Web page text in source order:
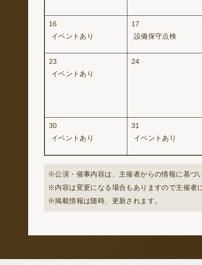
16
イベントあり
17
設備保守点検
23
イベントあり
24
30
イベントあり
31
イベントあり
※公演・催事内容は、主催者からの情報に基づ
※内容は変更になる場合もありますので主催者
※掲載情報は随時、更新されます。